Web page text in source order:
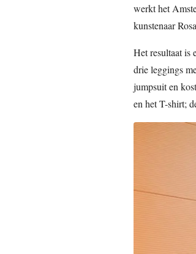
werkt het
kunstenaar
Het resultaat is
drie leggings
jumpsuit en
en het T-shirt;